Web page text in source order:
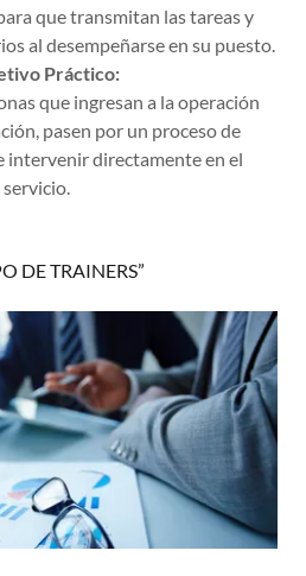
que transmitan las tareas y
al desempeñarse en su puesto.
Práctico:
que ingresan a la operación
pasen por un proceso de
intervenir directamente en el
servicio.
DE TRAINERS”